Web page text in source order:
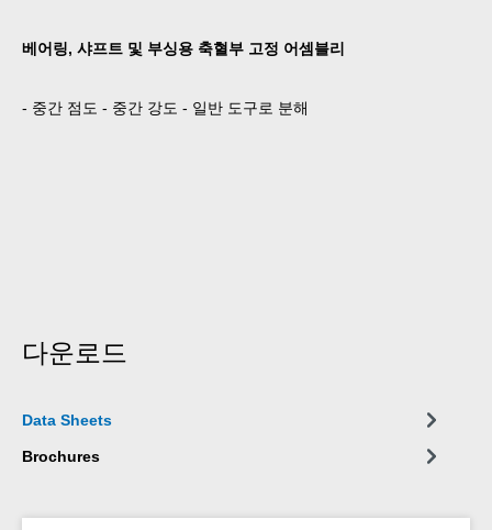
베어링, 샤프트 및 부싱용 축혈부 고정 어셈블리
- 중간 점도 - 중간 강도 - 일반 도구로 분해
다운로드
Data Sheets
Brochures